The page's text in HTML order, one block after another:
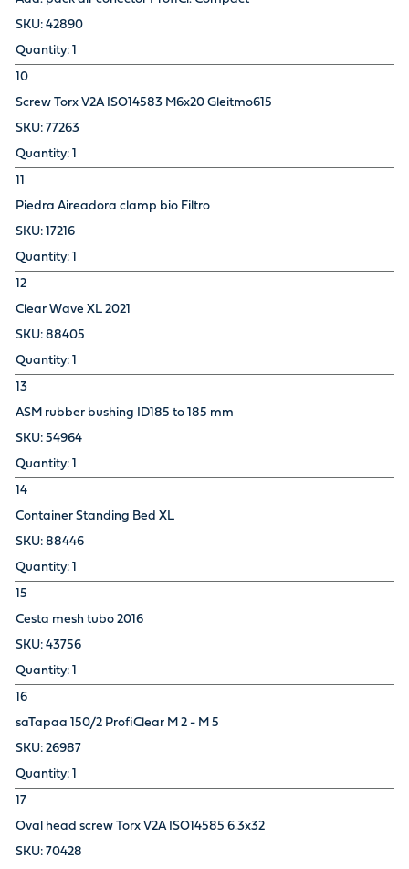
42890
10
Screw Torx V2A ISO14583 M6x20 Gleitmo615
77263
Piedra Aireadora clamp bio Filtro
17216
12
Clear Wave XL 2021
88405
13
ASM rubber bushing ID185 to 185 mm
54964
14
Container Standing Bed XL
88446
15
Cesta mesh tubo 2016
43756
16
saTapaa 150/2 ProfiClear M 2 - M 5
26987
17
Oval head screw Torx V2A ISO14585 6.3x32
70428